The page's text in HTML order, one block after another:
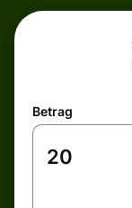
Betrag